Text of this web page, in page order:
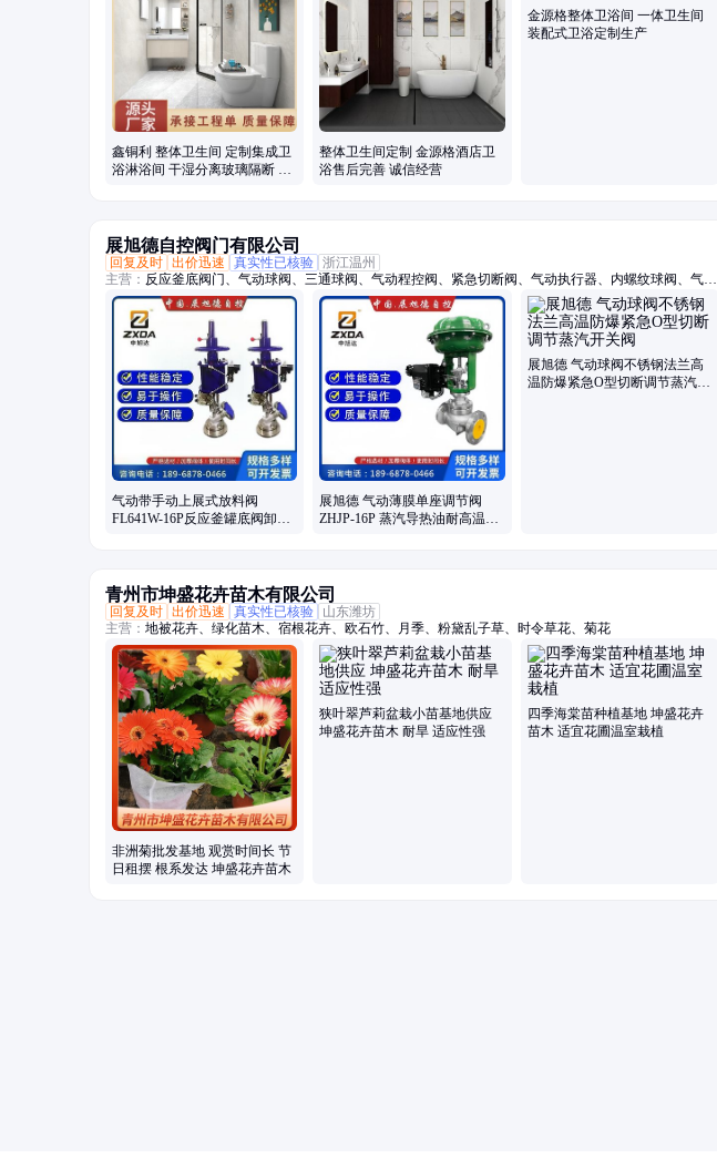
鑫铜利 整体卫生间 定制集成卫
浴淋浴间 干湿分离玻璃隔断 多
整体卫生间定制 金源格酒店卫
浴售后完善 诚信经营
金源格整体卫浴间 一体卫生间
装配式卫浴定制生产
展旭德自控阀门有限公司
回复及时 出价迅速 真实性已核验 浙江温州
主营： 反应釜底阀门、气动球阀、三通球阀、气动程控阀、紧急切断阀、气动执行器、内螺纹球阀、气动
法兰球阀、气动快装蝶阀、气动衬氟蝶阀、气动衬氟球阀、气动焊接球阀、上展式放料阀、气动硬密封蝶
气动带手动上展式放料阀
FL641W-16P反应釜罐底阀卸料
展旭德 气动薄膜单座调节阀
ZHJP-16P 蒸汽导热油耐高温流
展旭德 气动球阀不锈钢法兰高
温防爆紧急O型切断调节蒸汽开
青州市坤盛花卉苗木有限公司
回复及时 出价迅速 真实性已核验
山东潍坊
主营： 地被花卉、绿化苗木、宿根花卉、欧石竹、月季、粉黛乱子草、时令草花、菊花
非洲菊批发基地 观赏时间长 节
日租摆 根系发达 坤盛花卉苗木
狭叶翠芦莉盆栽小苗基地供应
坤盛花卉苗木 耐旱 适应性强
四季海棠苗种植基地 坤盛花卉
苗木 适宜花圃温室栽植